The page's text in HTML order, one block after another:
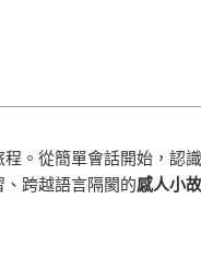
。從簡單會話開始，認
跨越語言隔閡的感人小